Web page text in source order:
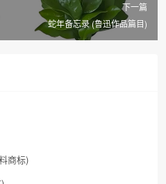
下一篇
蛇年备忘录 (鲁迅作品篇目)
商标)